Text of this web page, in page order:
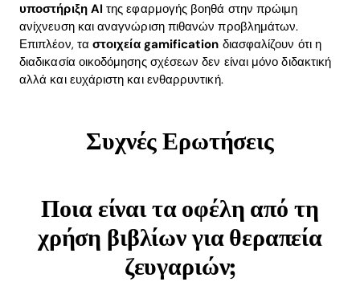
υποστήριξη AI της εφαρμογής βοηθά στην πρώιμη
ανίχνευση και αναγνώριση πιθανών προβλημάτων.
Επιπλέον, τα στοιχεία gamification διασφαλίζουν ότι η
διαδικασία οικοδόμησης σχέσεων δεν είναι μόνο διδακτική
αλλά και ευχάριστη και ενθαρρυντική.
Συχνές Ερωτήσεις
Ποια είναι τα οφέλη από τη
χρήση βιβλίων για θεραπεία
ζευγαριών;